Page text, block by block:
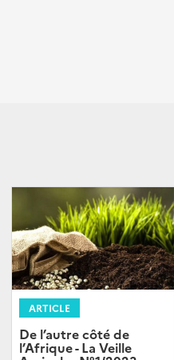
ARTICLE
De l’autre côté de
l’Afrique - La Veille